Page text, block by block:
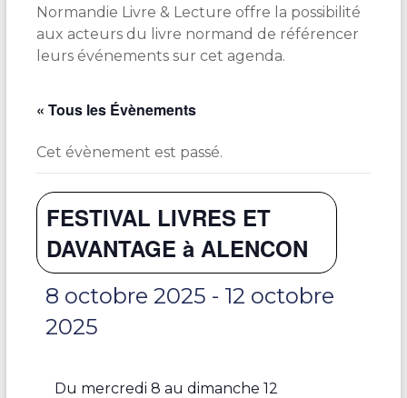
Normandie Livre & Lecture offre la possibilité
aux acteurs du livre normand de référencer
leurs événements sur cet agenda.
« Tous les Évènements
Cet évènement est passé.
FESTIVAL LIVRES ET
DAVANTAGE à ALENCON
8 octobre 2025 - 12 octobre
2025
Du mercredi 8 au dimanche 12